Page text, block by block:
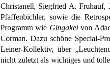
Christanell, Siegfried A. Fruhauf,
Pfaffenbichler, sowie die
Programm wie Gingakeivon
Corman. Dazu schöne Special-
Leiner-Kollektiv, über
nicht zuletzt als wichtiges und